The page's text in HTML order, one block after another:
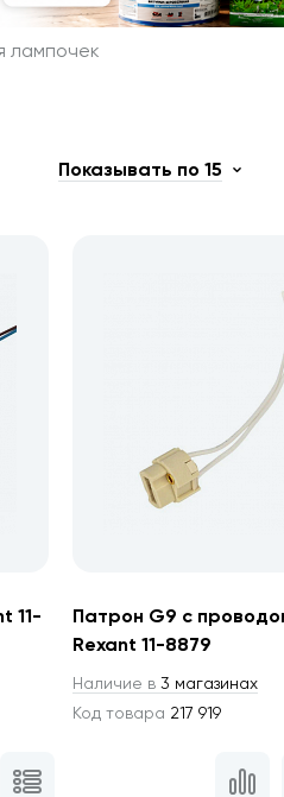
лампочек
Показывать по 15
11-
Патрон G9 с
Rexant 11-8879
Наличие в3 магазинах
Код товара 217 919